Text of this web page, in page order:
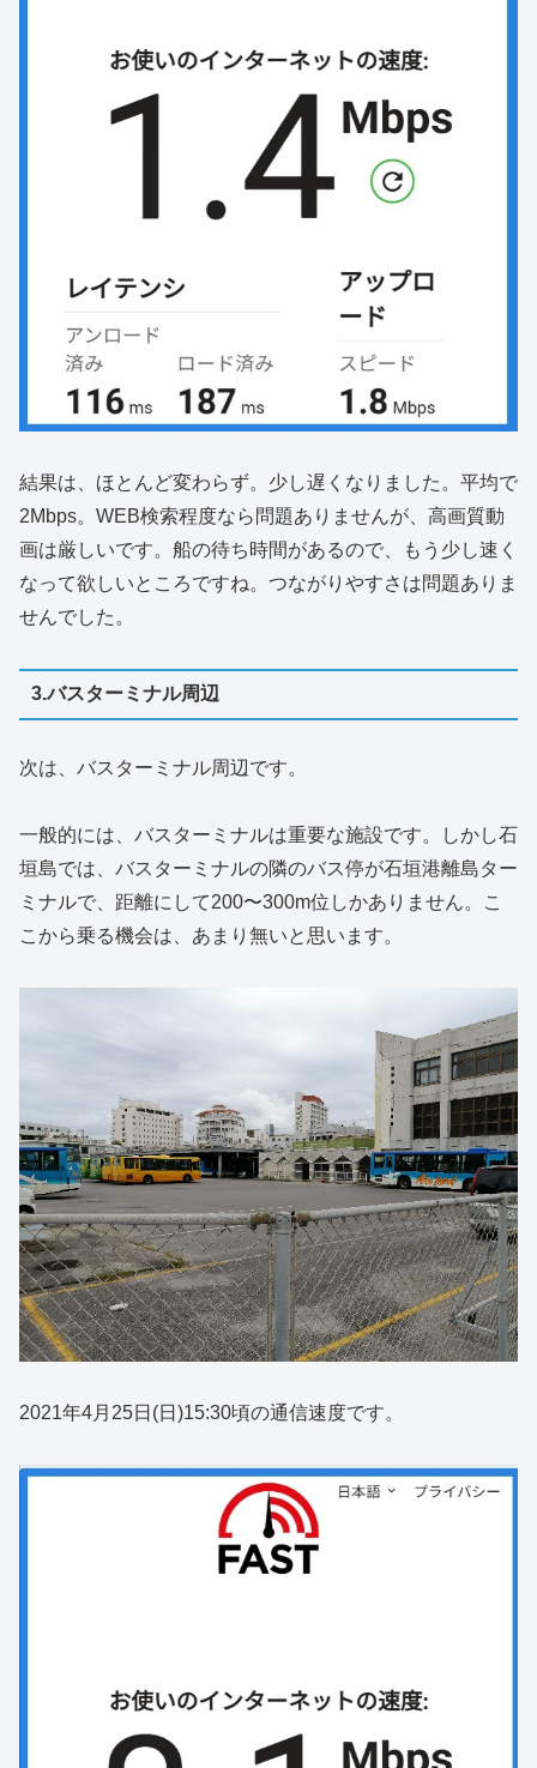
結果は、ほとんど変わらず。少し遅くなりました。平均で
2Mbps。WEB検索程度なら問題ありませんが、高画質動
画は厳しいです。船の待ち時間があるので、もう少し速く
なって欲しいところですね。つながりやすさは問題ありま
せんでした。
3.バスターミナル周辺
次は、バスターミナル周辺です。
一般的には、バスターミナルは重要な施設です。しかし石
垣島では、バスターミナルの隣のバス停が石垣港離島ター
ミナルで、距離にして200〜300m位しかありません。こ
こから乗る機会は、あまり無いと思います。
2021年4月25日(日)15:30頃の通信速度です。